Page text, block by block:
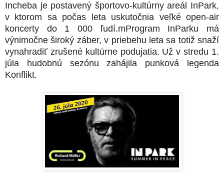
Incheba je postavený športovo-kultúrny areál InPark,
v ktorom sa počas leta uskutočnia veľké open-air
koncerty do 1 000 ľudí.mProgram InParku má
výnimočne široký záber, v priebehu leta sa totiž snaží
vynahradiť zrušené kultúrne podujatia. Už v stredu 1.
júla hudobnú sezónu zahájila punková legenda
Konflikt.